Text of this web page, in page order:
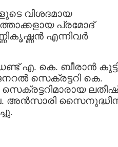
വിശദമായ
പ്രമോദ്
എന്നിവർ
എ. കെ. ബീരാൻ
സെക്രട്ടറി കെ.
ലതീഷ്
അൻസാരി